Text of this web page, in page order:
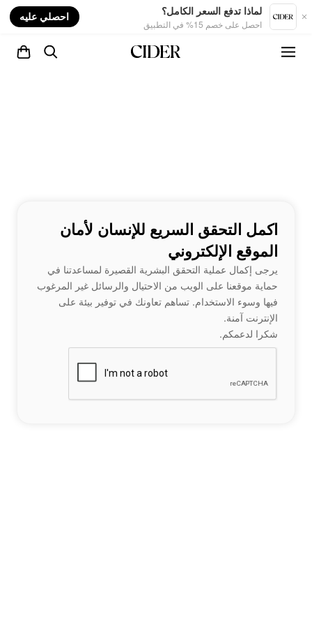
لماذا تدفع السعر الكامل؟
احصل على خصم 15% في التطبيق
احصلي عليه
اكمل التحقق السريع للإنسان لأمان
الموقع الإلكتروني
يرجى إكمال عملية التحقق البشرية القصيرة لمساعدتنا في
حماية موقعنا على الويب من الاحتيال والرسائل غير المرغوب
فيها وسوء الاستخدام. تساهم تعاونك في توفير بيئة على
الإنترنت آمنة.
شكرا لدعمكم.